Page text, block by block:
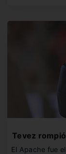
Tevez
El Apache fue